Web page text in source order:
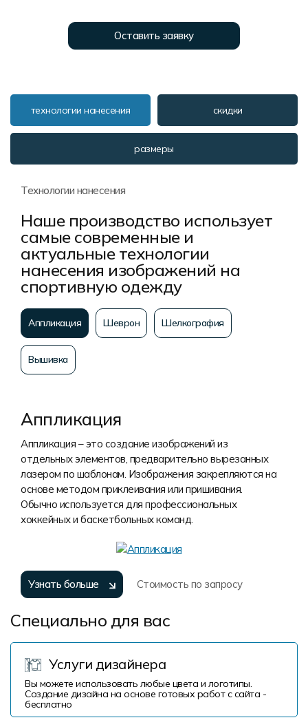
Оставить заявку
технологии нанесения скидки
размеры
Технологии нанесения
Наше производство использует
самые современные и
актуальные технологии
нанесения изображений на
спортивную одежду
Аппликация Шеврон Шелкография
Вышивка
Аппликация
Аппликация – это создание изображений из
отдельных элементов, предварительно вырезанных
лазером по шаблонам. Изображения закрепляются на
основе методом приклеивания или пришивания.
Обычно используется для профессиональных
хоккейных и баскетбольных команд.
Узнать больше Стоимость по запросу
Специально для вас
Услуги дизайнера
Вы можете использовать любые цвета и логотипы.
Создание дизайна на основе готовых работ с сайта -
бесплатно
Пользовательское соглашение